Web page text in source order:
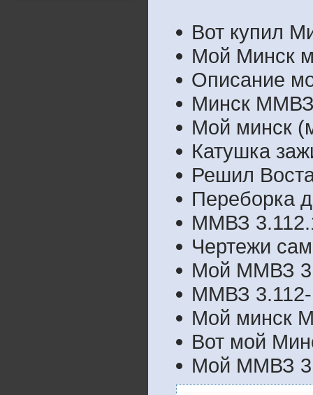
Вот купил
Мой Минск
Описание
Минск ММВЗ
Мой минск
Катушка
Решил
Переборка
ММВЗ
Чертежи
Мой ММВЗ
ММВЗ 3.112-
Мой минск
Вот мой
Мой ММВЗ